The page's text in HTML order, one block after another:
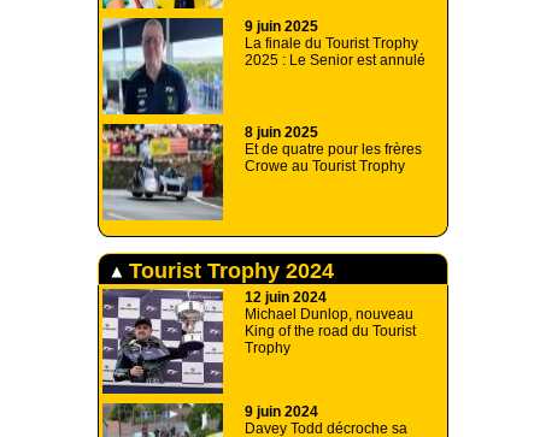
9 juin 2025
La finale du Tourist Trophy
2025 : Le Senior est annulé
8 juin 2025
Et de quatre pour les frères
Crowe au Tourist Trophy
Tourist Trophy 2024
12 juin 2024
Michael Dunlop, nouveau
King of the road du Tourist
Trophy
9 juin 2024
Davey Todd décroche sa